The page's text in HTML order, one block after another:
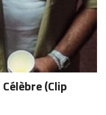
(Clip